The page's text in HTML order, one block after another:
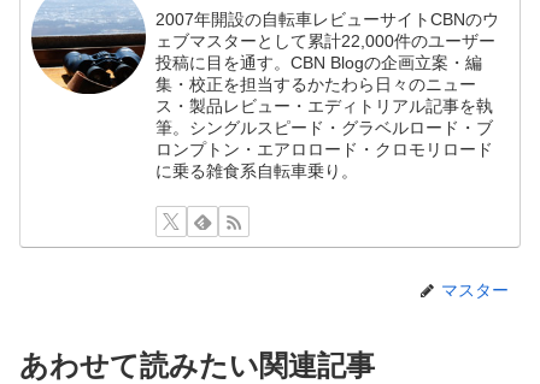
2007年開設の自転車レビューサイトCBNのウ
ェブマスターとして累計22,000件のユーザー
投稿に目を通す。CBN Blogの企画立案・編
集・校正を担当するかたわら日々のニュー
ス・製品レビュー・エディトリアル記事を執
筆。シングルスピード・グラベルロード・ブ
ロンプトン・エアロロード・クロモリロード
に乗る雑食系自転車乗り。
マスター
あわせて読みたい関連記事